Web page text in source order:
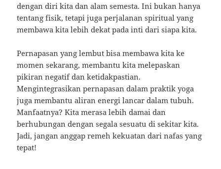
dengan diri kita dan alam semesta. Ini bukan hanya
tentang fisik, tetapi juga perjalanan spiritual yang
membawa kita lebih dekat pada inti dari siapa kita.
Pernapasan yang lembut bisa membawa kita ke
momen sekarang, membantu kita melepaskan
pikiran negatif dan ketidakpastian.
Mengintegrasikan pernapasan dalam praktik yoga
juga membantu aliran energi lancar dalam tubuh.
Manfaatnya? Kita merasa lebih damai dan
berhubungan dengan segala sesuatu di sekitar kita.
Jadi, jangan anggap remeh kekuatan dari nafas yang
tepat!